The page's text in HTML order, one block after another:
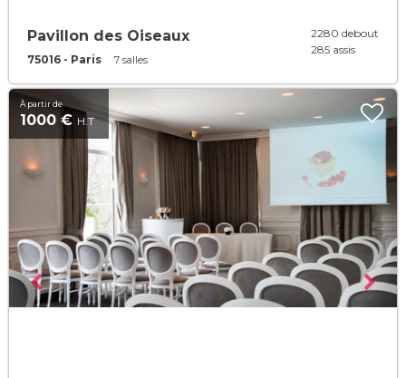
Pavillon des Oiseaux
75016 - Paris 7 salles
2280 debout
285 assis
À partir de
1000 € H.T